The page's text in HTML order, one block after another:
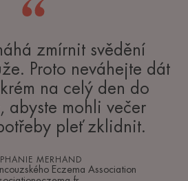
zmírnit svědění
Proto neváhejte dát
na celý den do
abyste mohli večer
pleť zklidnit.
MERHAND
Eczema Association